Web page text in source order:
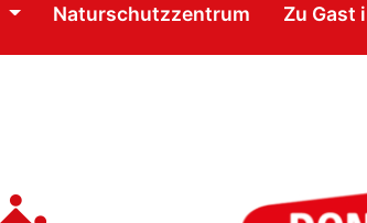
Naturschutzzentrum Zu Gast